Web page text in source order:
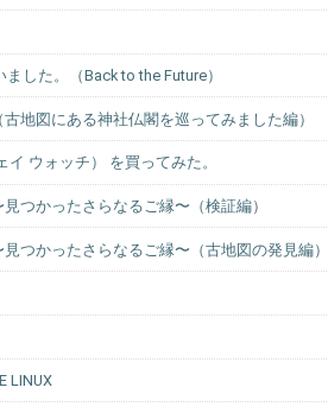
した。（Back to the Future）
地図にある神社仏閣を巡ってみました編）
ウォッチ） を買ってみた。
つかったさらなるご縁〜（検証編）
つかったさらなるご縁〜（古地図の発見編）
LINUX